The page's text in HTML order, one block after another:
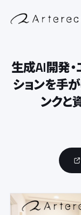
生成AI開発
ションを手
ンクと